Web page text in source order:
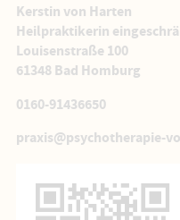
Kerstin von Harten
Heilpraktikerin
Louisenstraße 100
61348 Bad Homburg
0160-91436650
praxis@psychotherapie-